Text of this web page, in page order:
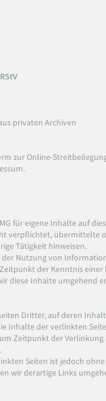
privaten Archiven
zur Online-
für eigene Inhalte auf
verpflichtet,
Tätigkeit hinweisen.
Nutzung von
der Kenntnis
diese Inhalte umgehend
Dritter, auf deren
Inhalte der verlinkten
Zeitpunkt der
Seiten ist jedoch
wir derartige Links